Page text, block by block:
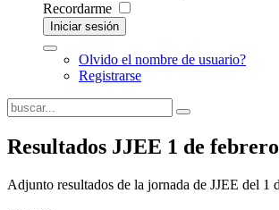
Recordarme
Iniciar sesión
Olvido el nombre de usuario?
Registrarse
Resultados JJEE 1 de febrero